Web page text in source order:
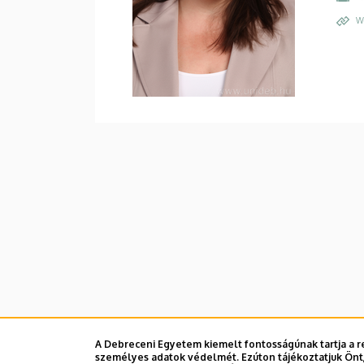
A Debreceni Egyetem kiemelt fontosságúnak tartja
személyes adatok védelmét. Ezúton tájékoztatjuk